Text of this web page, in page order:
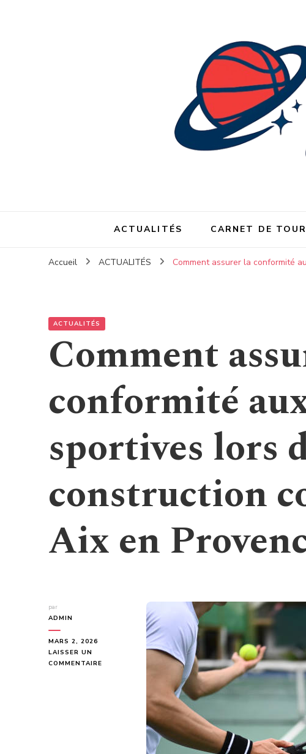
ACTUALITÉS CARNET DE
Accueil ACTUALITÉS Comment assurer la conformité
ACTUALITÉS
Comment
conformité
sportives lors
construction
Aix en
par
ADMIN
MARS 2, 2026
LAISSER UN
COMMENTAIRE
CONFORMITÉ